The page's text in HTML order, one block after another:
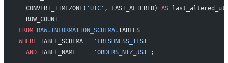
  CONVERT_TIMEZONE(
'UTC' , LAST_ALTERED) AS
  ROW_COUNT
FROM RAW. INFORMATION_SCHEMA.TABLES
WHERE TABLE_SCHEMA = 'FRESHNESS_TEST'
  AND
TABLE_NAME = 'ORDERS_NTZ_JST' ;